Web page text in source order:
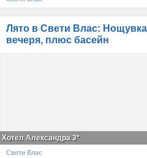
Лято в Свети Влас: Нощувка
вечеря, плюс басейн
Хотел Александра 3*
Свети Влас